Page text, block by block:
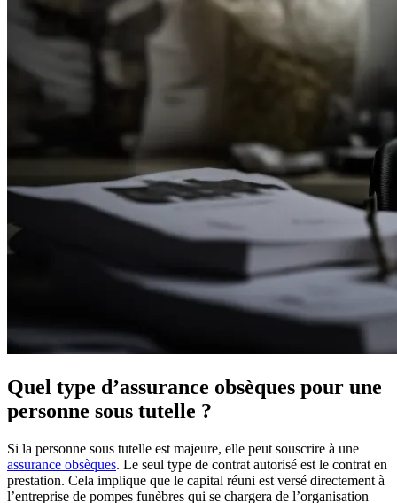
Quel type d’assurance obsèques pour une
personne sous tutelle ?
Si la personne sous tutelle est majeure, elle peut souscrire à une
assurance obsèques. Le seul type de contrat autorisé est le contrat en
prestation. Cela implique que le capital réuni est versé directement à
l’entreprise de pompes funèbres qui se chargera de l’organisation